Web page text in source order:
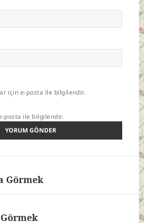
için e-posta ile bilgilendir.
posta ile bilgilendir.
Görmek